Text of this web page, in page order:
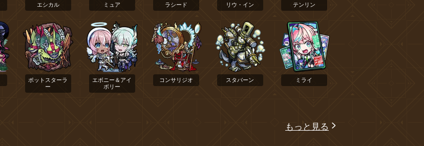
エシカル ミュア ラシード リウ・イン テンリン
ポットスターラ
ー
エボニー＆アイ
ボリー
コンサリジオ スタバーン ミライ
もっと見る